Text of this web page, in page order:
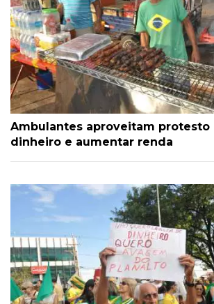
Ambulantes aproveitam protesto
dinheiro e aumentar renda